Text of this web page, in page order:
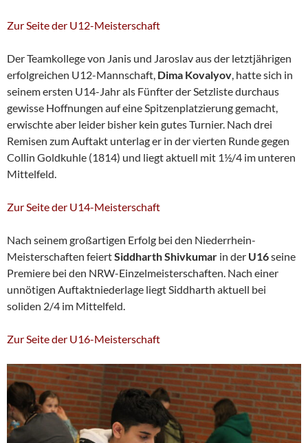
Zur Seite der U12-Meisterschaft
Der Teamkollege von Janis und Jaroslav aus der letztjährigen
erfolgreichen U12-Mannschaft, Dima Kovalyov, hatte sich in
seinem ersten U14-Jahr als Fünfter der Setzliste durchaus
gewisse Hoffnungen auf eine Spitzenplatzierung gemacht,
erwischte aber leider bisher kein gutes Turnier. Nach drei
Remisen zum Auftakt unterlag er in der vierten Runde gegen
Collin Goldkuhle (1814) und liegt aktuell mit 1½/4 im unteren
Mittelfeld.
Zur Seite der U14-Meisterschaft
Nach seinem großartigen Erfolg bei den Niederrhein-
Meisterschaften feiertSiddharth Shivkumar in der U16seine
Premiere bei den NRW-Einzelmeisterschaften. Nach einer
unnötigen Auftaktniederlage liegt Siddharth aktuell bei
soliden 2/4 im Mittelfeld.
Zur Seite der U16-Meisterschaft